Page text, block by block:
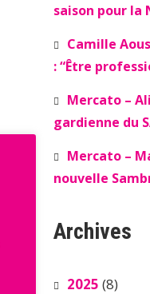
saison pour la
Camille
: “Être
Mercato –
gardienne du
Mercato –
nouvelle
Archives
2025 (8)